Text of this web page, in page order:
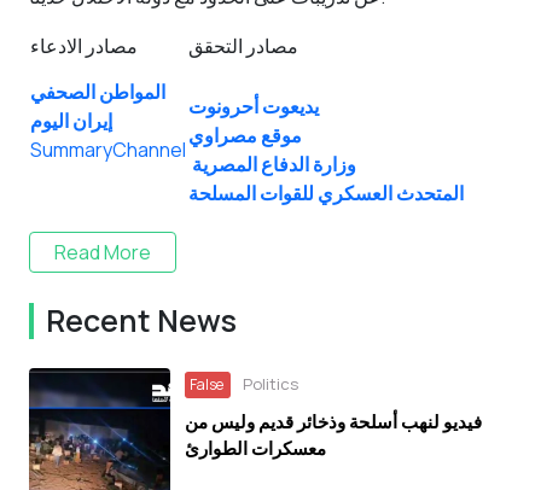
مصادر الادعاء
مصادر التحقق
المواطن الصحفي
إيران اليوم
SummaryChannel
يديعوت أحرونوت
وزارة الدفاع المصرية
المتحدث العسكري للقوات المسلحة
Read More
Recent News
False Politics
فيديو لنهب أسلحة وذخائر قديم وليس من
معسكرات الطوارئ